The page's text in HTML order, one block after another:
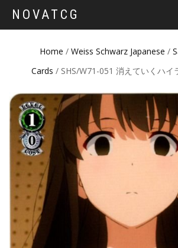
NOVATCG
Home / Weiss Schwarz Japanese /
Cards / SHS/W71-051 消えていくハイ